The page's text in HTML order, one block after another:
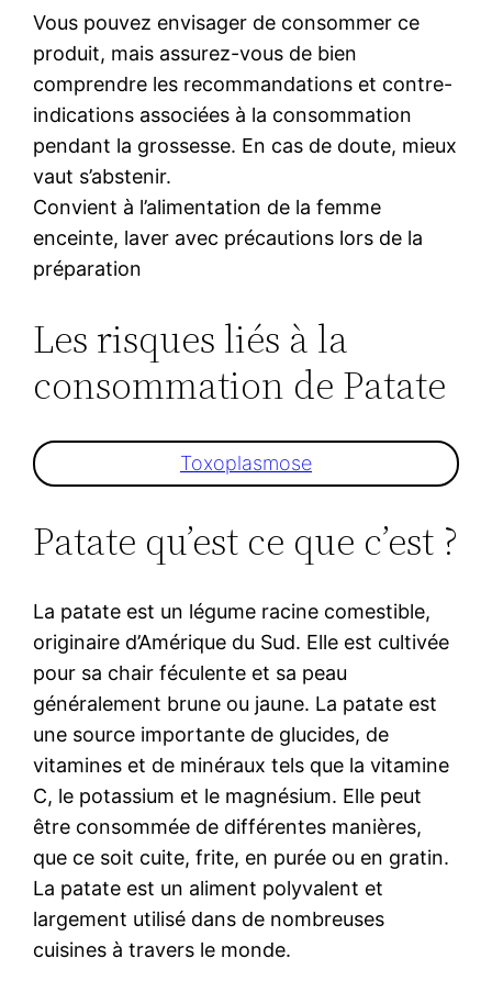
Vous pouvez envisager de consommer ce
produit, mais assurez-vous de bien
comprendre les recommandations et contre-
indications associées à la consommation
pendant la grossesse. En cas de doute, mieux
vaut s’abstenir.
Convient à l’alimentation de la femme
enceinte, laver avec précautions lors de la
préparation
Les risques liés à la
consommation de Patate
Toxoplasmose
Patate qu’est ce que c’est ?
La patate est un légume racine comestible,
originaire d’Amérique du Sud. Elle est cultivée
pour sa chair féculente et sa peau
généralement brune ou jaune. La patate est
une source importante de glucides, de
vitamines et de minéraux tels que la vitamine
C, le potassium et le magnésium. Elle peut
être consommée de différentes manières,
que ce soit cuite, frite, en purée ou en gratin.
La patate est un aliment polyvalent et
largement utilisé dans de nombreuses
cuisines à travers le monde.